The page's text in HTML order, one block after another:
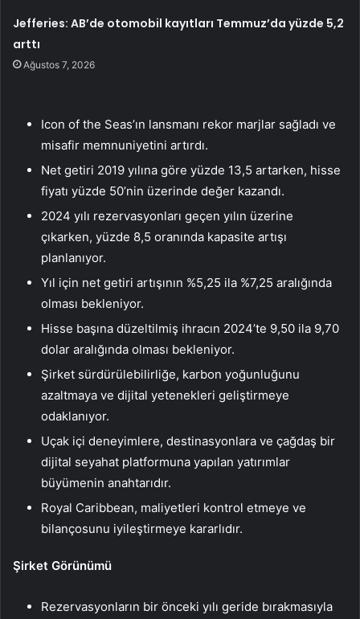
Jefferies: AB’de otomobil kayıtları Temmuz’da yüzde 5,2
arttı
Ağustos 7, 2026
Icon of the Seas’ın lansmanı rekor marjlar sağladı ve
misafir memnuniyetini artırdı.
Net getiri 2019 yılına göre yüzde 13,5 artarken, hisse
fiyatı yüzde 50’nin üzerinde değer kazandı.
2024 yılı rezervasyonları geçen yılın üzerine
çıkarken, yüzde 8,5 oranında kapasite artışı
planlanıyor.
Yıl için net getiri artışının %5,25 ila %7,25 aralığında
olması bekleniyor.
Hisse başına düzeltilmiş ihracın 2024’te 9,50 ila 9,70
dolar aralığında olması bekleniyor.
Şirket sürdürülebilirliğe, karbon yoğunluğunu
azaltmaya ve dijital yetenekleri geliştirmeye
odaklanıyor.
Uçak içi deneyimlere, destinasyonlara ve çağdaş bir
dijital seyahat platformuna yapılan yatırımlar
büyümenin anahtarıdır.
Royal Caribbean, maliyetleri kontrol etmeye ve
bilançosunu iyileştirmeye kararlıdır.
Şirket Görünümü
Rezervasyonların bir önceki yılı geride bırakmasıyla